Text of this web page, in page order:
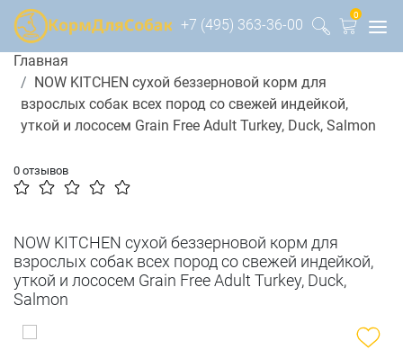
+7 (495) 363-36-00
0
Главная
NOW KITCHEN сухой беззерновой корм для
взрослых собак всех пород со свежей индейкой,
уткой и лососем Grain Free Adult Turkey, Duck, Salmon
0 отзывов
NOW KITCHEN сухой беззерновой корм для
взрослых собак всех пород со свежей индейкой,
уткой и лососем Grain Free Adult Turkey, Duck,
Salmon